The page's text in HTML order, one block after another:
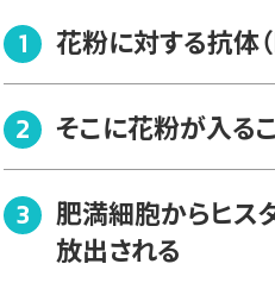
花粉に対する抗体
そこに花粉が入る
肥満細胞からヒス
放出される